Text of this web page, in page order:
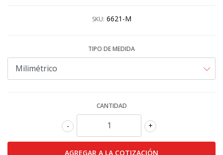
SKU: 6621-M
TIPO DE MEDIDA
CANTIDAD
+
-